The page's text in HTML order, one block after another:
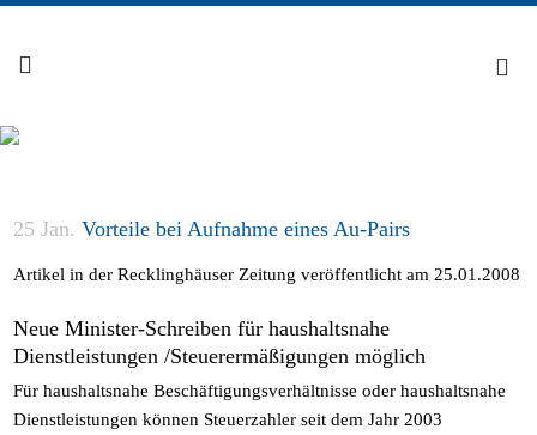
25 Jan. Vorteile bei Aufnahme eines Au-Pairs
Artikel in der Recklinghäuser Zeitung veröffentlicht am 25.01.2008
Neue Minister-Schreiben für haushaltsnahe
Dienstleistungen /Steuerermäßigungen möglich
Für haushaltsnahe Beschäftigungsverhältnisse oder haushaltsnahe
Dienstleistungen können Steuerzahler seit dem Jahr 2003